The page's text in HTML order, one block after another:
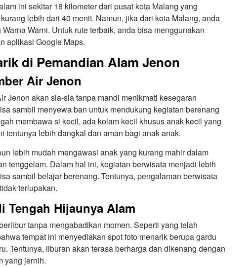
ini sekitar 18 kilometer dari pusat kota Malang yang
lebih dari 40 menit. Namun, jika dari kota Malang, anda
Warni. Untuk rute terbaik, anda bisa menggunakan
aplikasi Google Maps.
di Pemandian Alam Jenon
Air Jenon
Jenon akan sia-sia tanpa mandi menikmati kesegaran
sambil menyewa ban untuk mendukung kegiatan berenang
membawa si kecil, ada kolam kecil khusus anak kecil yang
tentunya lebih dangkal dan aman bagi anak-anak.
lebih mudah mengawasi anak yang kurang mahir dalam
tenggelam. Dalam hal ini, kegiatan berwisata menjadi lebih
sambil belajar berenang. Tentunya, pengalaman berwisata
terlupakan.
Tengah Hijaunya Alam
tanpa mengabadikan momen. Seperti yang telah
tempat ini menyediakan spot foto menarik berupa gardu
Tentunya, liburan akan terasa berharga dan dikenang dengan
yang jernih.